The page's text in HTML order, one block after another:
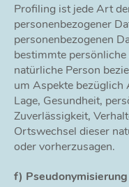
Profiling ist jede Art
personenbezogener
personenbezogenen
bestimmte
natürliche Person
um Aspekte
Lage, Gesundheit,
Zuverlässigkeit,
Ortswechsel dieser
oder vorherzusagen.
f) Pseudonymisierung